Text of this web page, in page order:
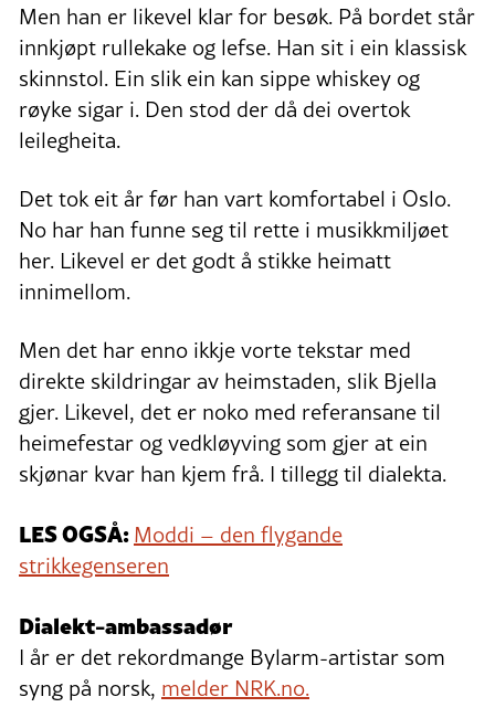
Men han er likevel klar for besøk. På bordet står
innkjøpt rullekake og lefse. Han sit i ein klassisk
skinnstol. Ein slik ein kan sippe whiskey og
røyke sigar i. Den stod der då dei overtok
leilegheita.
Det tok eit år før han vart komfortabel i Oslo.
No har han funne seg til rette i musikkmiljøet
her. Likevel er det godt å stikke heimatt
innimellom.
Men det har enno ikkje vorte tekstar med
direkte skildringar av heimstaden, slik Bjella
gjer. Likevel, det er noko med referansane til
heimefestar og vedkløyving som gjer at ein
skjønar kvar han kjem frå. I tillegg til dialekta.
LES OGSÅ:Moddi – den flygande
strikkegenseren
Dialekt-ambassadør
I år er det rekordmange Bylarm-artistar som
syng på norsk, melder NRK.no.